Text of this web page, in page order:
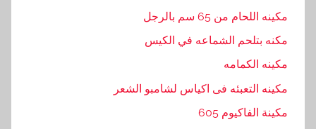
مكينه اللحام من 65 سم بالرجل
مكنه بتلحم الشماعه في الكيس
مكينه الكمامه
مكينه التعبئه فى اكياس لشامبو الشعر
مكينة الفاكيوم 605